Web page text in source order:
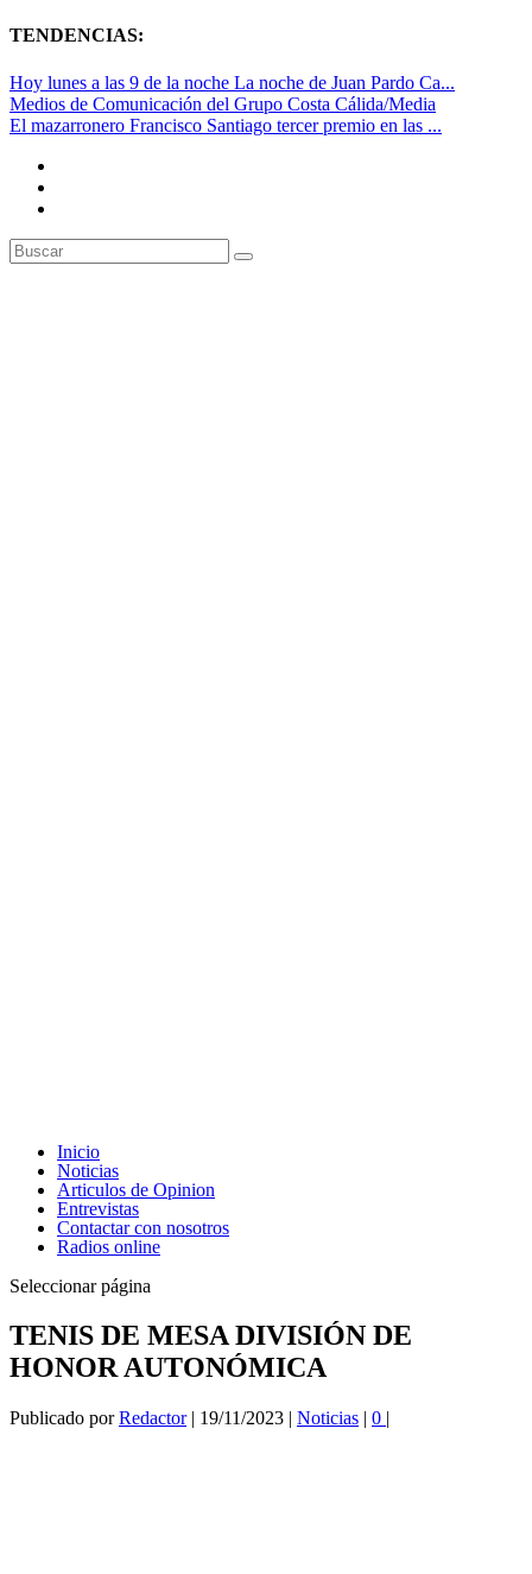
TENDENCIAS:
Hoy lunes a las 9 de la noche La noche de Juan Pardo Ca...
Medios de Comunicación del Grupo Costa Cálida/Media
El mazarronero Francisco Santiago tercer premio en las ...
Inicio
Noticias
Articulos de Opinion
Entrevistas
Contactar con nosotros
Radios online
Seleccionar página
TENIS DE MESA DIVISIÓN DE
HONOR AUTONÓMICA
Publicado porRedactor| 19/11/2023 | Noticias | 0 |